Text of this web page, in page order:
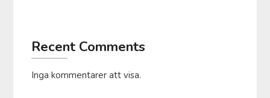
Recent Comments
Inga kommentarer att visa.